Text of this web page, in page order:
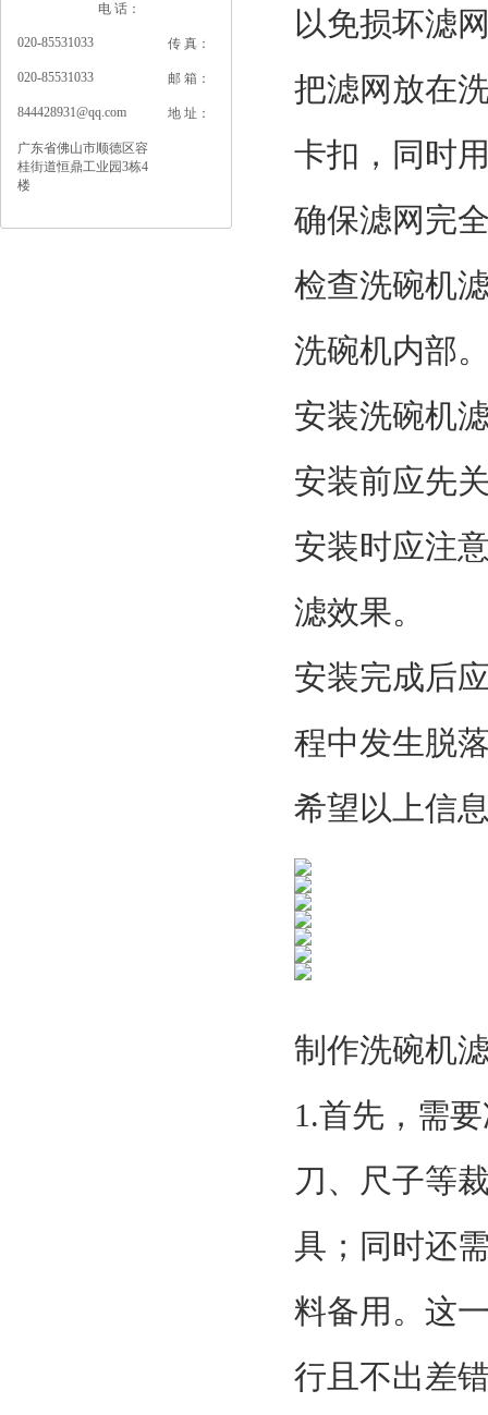
电 话：
020-85531033 传 真：
020-85531033 邮 箱：
844428931@qq.com 地 址：
广东省佛山市顺德区容
桂街道恒鼎工业园3栋4
楼
以免损坏滤
把滤网放在
卡扣，同时
确保滤网完
检查洗碗机
洗碗机内部
安装洗碗机
安装前应先
安装时应注
滤效果。
安装完成后
程中发生脱
希望以上信
制作洗碗机
1.首先，需
刀、尺子等
具；同时还
料备用。这
行且不出差